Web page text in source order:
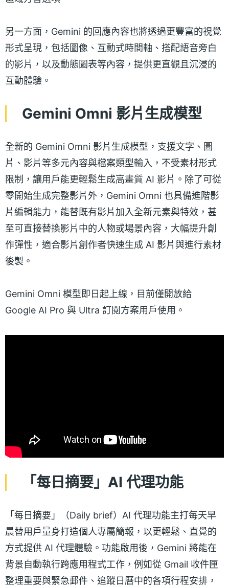
另一方面，Gemini 的回應內容也將透過更豐富的視覺
形式呈現，包括圖像、互動式時間軸、搭配語音旁白
的影片，以及動態圖表等內容，提供更直觀且沉浸的
互動體驗。
Gemini Omni 影片生成模型
全新的 Gemini Omni 影片生成模型，支援文字、圖
片、影片等多元內容與檔案類型輸入，不受素材形式
限制，讓用戶能更輕鬆生成高畫質 AI 影片。除了可從
零開始生成完整影片外，Gemini Omni 也具備進階影
片編輯能力，能替既有影片加入全新元素與特效，甚
至可直接替換影片中的人物或場景內容，大幅提升創
作彈性，適合影片創作者快速生成 AI 影片與進行素材
後製。
Gemini Omni 模型即日起上線，目前僅開放給
Google AI Pro 與 Ultra 訂閱方案用戶使用。
「每日摘要」AI 代理功能
「每日摘要」（Daily brief）AI 代理功能主打每天早
晨替用戶量身打造個人專屬簡報，以更輕鬆、直覺的
方式提供 AI 代理體驗。功能啟用後，Gemini 將能在
背景自動執行跨應用程式工作，例如從 Gmail 收件匣
整理重要與緊急郵件、追蹤日曆中的各項行程安排，